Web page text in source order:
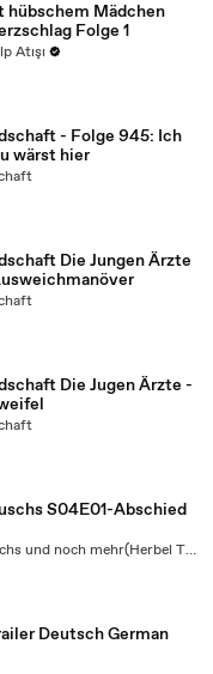
hübschem Mädchen
Folge 1
Atışı
- Folge 945: Ich
wärst hier
Die Jungen Ärzte
Die Jugen Ärzte -
S04E01-Abschied
Diese Drombuschs und noch mehr(Herbel TV5)
Deutsch German